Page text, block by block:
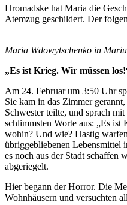
Hromadske hat Maria die
Atemzug geschildert. Der
Maria Wdowytschenko in
„Es ist Krieg. Wir müssen
Am 24. Februar um 3:50 Uhr
Sie kam in das Zimmer
Schwester teilte, und sprach
schlimmsten Worte aus: „Es
wohin? Und wie? Hastig
übriggebliebenen Lebensmittel
es noch aus der Stadt schaffen
abgeriegelt.
Hier begann der Horror. Die
Wohnhäusern und versuchten